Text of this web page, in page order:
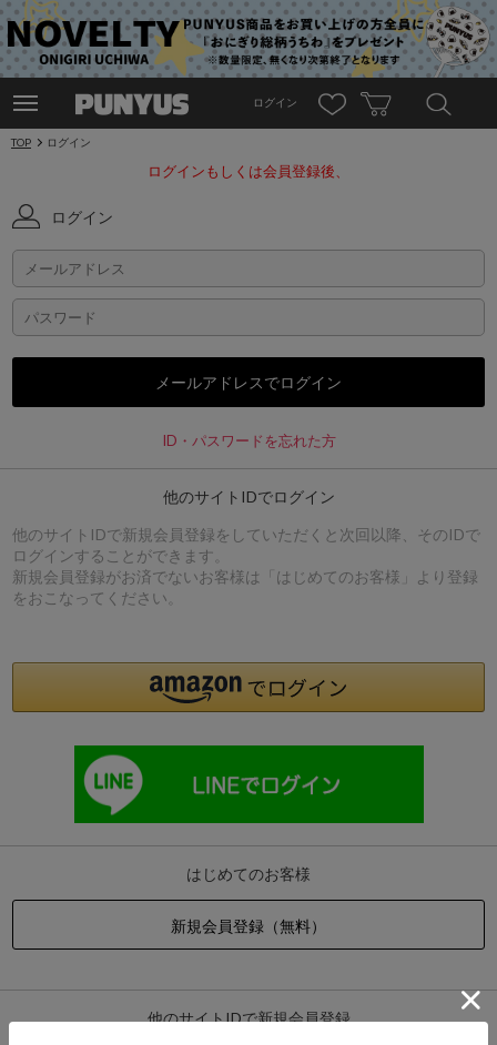
ログイン
TOP ログイン
ログインもしくは会員登録後、
ログイン
ID・パスワードを忘れた方
他のサイトIDでログイン
他のサイトIDで新規会員登録をしていただくと次回以降、そのIDで
ログインすることができます。
新規会員登録がお済でないお客様は「はじめてのお客様」より登録
をおこなってください。
はじめてのお客様
他のサイトIDで新規会員登録